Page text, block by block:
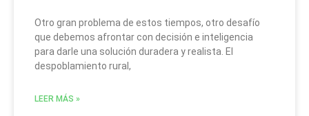
Otro gran problema de estos tiempos, otro desafío
que debemos afrontar con decisión e inteligencia
para darle una solución duradera y realista. El
despoblamiento rural,
LEER MÁS »